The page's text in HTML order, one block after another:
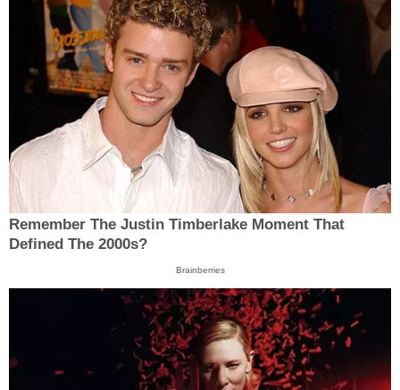
Remember The Justin Timberlake Moment That
Defined The 2000s?
Brainberries